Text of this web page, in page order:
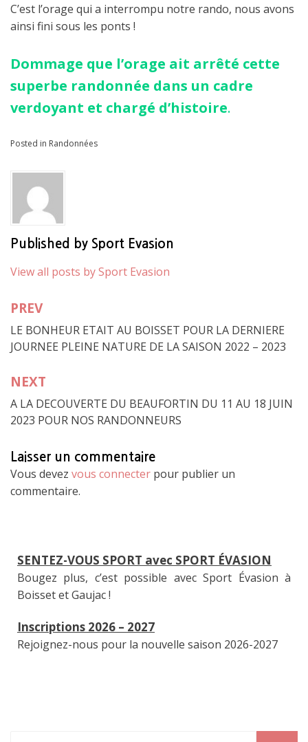
C’est l’orage qui a interrompu notre rando, nous avons
ainsi fini sous les ponts !
Dommage que l’orage ait arrêté cette
superbe randonnée dans un cadre
verdoyant et chargé d’histoire.
Posted in Randonnées
Published by Sport Evasion
View all posts by Sport Evasion
Navigation
de
l’article
PREV
LE BONHEUR ETAIT AU BOISSET POUR LA DERNIERE
JOURNEE PLEINE NATURE DE LA SAISON 2022 – 2023
NEXT
A LA DECOUVERTE DU BEAUFORTIN DU 11 AU 18 JUIN
2023 POUR NOS RANDONNEURS
Laisser un commentaire
Vous devez vous connecter pour publier un
commentaire.
SENTEZ-VOUS SPORT avec SPORT ÉVASION
Bougez plus, c’est possible avec Sport Évasion à
Boisset et Gaujac !
Inscriptions 2026 – 2027
Rejoignez-nous pour la nouvelle saison 2026-2027